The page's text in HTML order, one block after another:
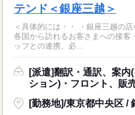
テンド＜銀座三越＞
＜具体的には・・ ・銀座三越の
各国から訪れるお客さまへの接客
ッフとの連携、必...
[派遣]翻訳・通訳、案
ション)・フロント、販
[勤務地]/東京都中央区 /